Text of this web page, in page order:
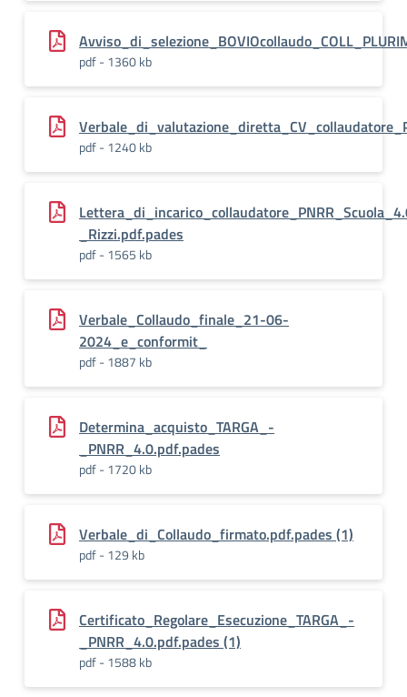
pdf - 1360 kb
pdf - 1240 kb
_Rizzi.pdf.pades
pdf - 1565 kb
Verbale_Collaudo_finale_21-06-
2024_e_conformit_
pdf - 1887 kb
Determina_acquisto_TARGA_-
_PNRR_4.0.pdf.pades
pdf - 1720 kb
Verbale_di_Collaudo_firmato.pdf.pades (1)
pdf - 129 kb
Certificato_Regolare_Esecuzione_TARGA_-
_PNRR_4.0.pdf.pades (1)
pdf - 1588 kb